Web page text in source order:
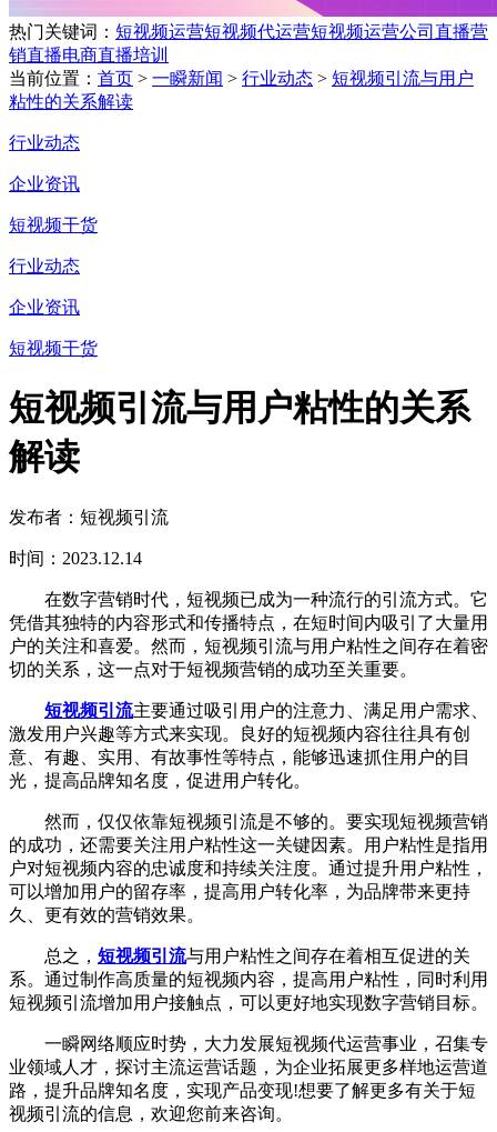
热门关键词： 短视频运营短视频代运营短视频运营公司 直播营
销直播电商直播培训
当前位置： 首页 > 一瞬新闻 > 行业动态 > 短视频引流与用户
粘性的关系解读
行业动态
企业资讯
短视频干货
行业动态
企业资讯
短视频干货
短视频引流与用户粘性的关系
解读
发布者：短视频引流
时间：2023.12.14
在数字营销时代，短视频已成为一种流行的引流方式。它
凭借其独特的内容形式和传播特点，在短时间内吸引了大量用
户的关注和喜爱。然而，短视频引流与用户粘性之间存在着密
切的关系，这一点对于短视频营销的成功至关重要。
短视频引流主要通过吸引用户的注意力、满足用户需求、
激发用户兴趣等方式来实现。良好的短视频内容往往具有创
意、有趣、实用、有故事性等特点，能够迅速抓住用户的目
光，提高品牌知名度，促进用户转化。
然而，仅仅依靠短视频引流是不够的。要实现短视频营销
的成功，还需要关注用户粘性这一关键因素。用户粘性是指用
户对短视频内容的忠诚度和持续关注度。通过提升用户粘性，
可以增加用户的留存率，提高用户转化率，为品牌带来更持
久、更有效的营销效果。
总之， 短视频引流与用户粘性之间存在着相互促进的关
系。通过制作高质量的短视频内容，提高用户粘性，同时利用
短视频引流增加用户接触点，可以更好地实现数字营销目标。
一瞬网络顺应时势，大力发展短视频代运营事业，召集专
业领域人才，探讨主流运营话题，为企业拓展更多样地运营道
路，提升品牌知名度，实现产品变现!想要了解更多有关于短
视频引流的信息，欢迎您前来咨询。